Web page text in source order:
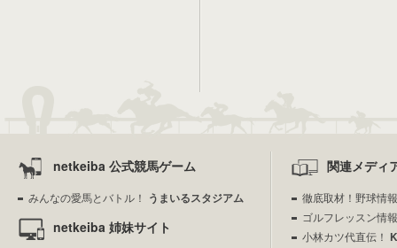
netkeiba 公式競馬ゲーム
みんなの愛馬とバトル！ うまいるスタジアム
netkeiba 姉妹サイト
関連メディ
徹底取材！野球情
ゴルフレッスン情
小林カツ代直伝！